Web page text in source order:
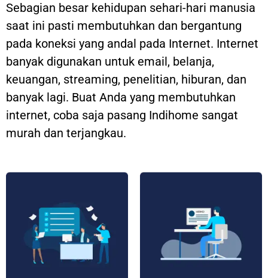
Sebagian besar kehidupan sehari-hari manusia
saat ini pasti membutuhkan dan bergantung
pada koneksi yang andal pada Internet. Internet
banyak digunakan untuk email, belanja,
keuangan, streaming, penelitian, hiburan, dan
banyak lagi. Buat Anda yang membutuhkan
internet, coba saja pasang Indihome sangat
murah dan terjangkau.